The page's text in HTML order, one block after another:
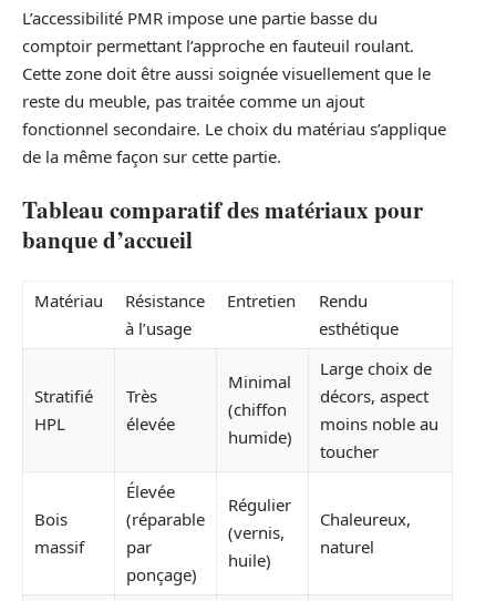
L’accessibilité PMR impose une partie basse du
comptoir permettant l’approche en fauteuil roulant.
Cette zone doit être aussi soignée visuellement que le
reste du meuble, pas traitée comme un ajout
fonctionnel secondaire. Le choix du matériau s’applique
de la même façon sur cette partie.
Tableau comparatif des matériaux pour
banque d’accueil
Matériau
Résistance
à l’usage
Entretien
Rendu
esthétique
Stratifié
HPL
Très
élevée
Minimal
(chiffon
humide)
Large choix de
décors, aspect
moins noble au
toucher
Bois
massif
Élevée
(réparable
par
ponçage)
Régulier
(vernis,
huile)
Chaleureux,
naturel